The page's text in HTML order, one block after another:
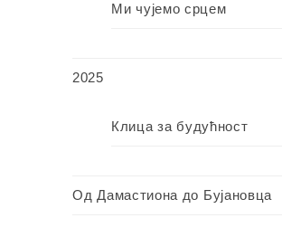
Ми чујемо срцем
2025
Клица за будућност
Од Дамастиона до Бујановца